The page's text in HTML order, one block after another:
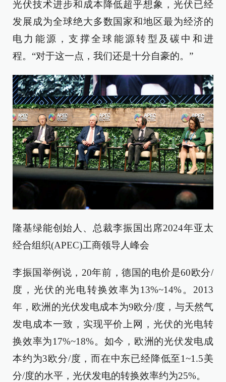
光伏技术进步和成本降低超乎想象，光伏已经
发展成为全球绝大多数国家和地区最为经济的
电力能源，支撑全球能源转型及碳中和进
程。“对于这一点，我们还是十分自豪的。”
隆基绿能创始人、总裁李振国出席2024年亚太
经合组织(APEC)工商领导人峰会
李振国举例说，20年前，德国的电价是60欧分/
度，光伏的光电转换效率为13%~14%。2013
年，欧洲的光伏发电成本为9欧分/度，与天然气
发电成本一致，实现平价上网，光伏的光电转
换效率为17%~18%。如今，欧洲的光伏发电成
本约为3欧分/度，而在中东已经降低至1~1.5美
分/度的水平，光伏发电的转换效率约为25%。